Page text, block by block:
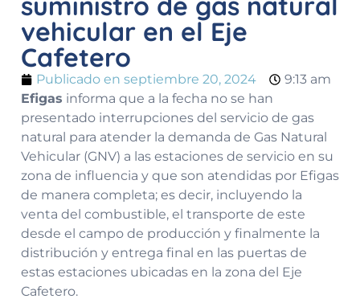
vehicular en el Eje
Cafetero
Publicado en septiembre 20, 2024
9:13 am
Efigas informa que a la fecha no se han
presentado interrupciones del servicio de gas
natural para atender la demanda de Gas Natural
Vehicular (GNV) a las estaciones de servicio en su
zona de influencia y que son atendidas por Efigas
de manera completa; es decir, incluyendo la
venta del combustible, el transporte de este
desde el campo de producción y finalmente la
distribución y entrega final en las puertas de
estas estaciones ubicadas en la zona del Eje
Cafetero.